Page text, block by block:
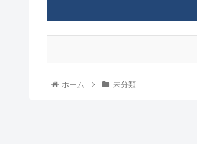
ホーム 未分類